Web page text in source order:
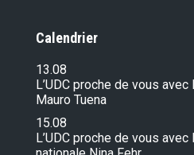
Calendrier
13.08
L’UDC proche de vous
Mauro Tuena
15.08
L’UDC proche de vous